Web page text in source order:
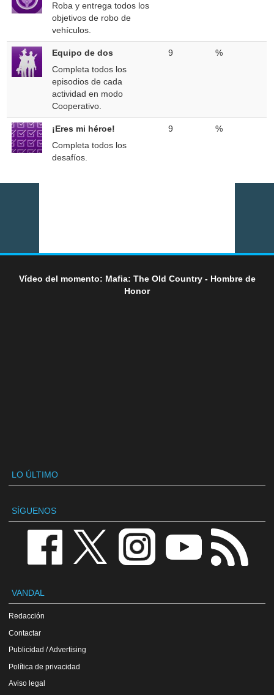
Roba y entrega todos los
objetivos de robo de
vehículos.
Equipo de dos
Completa todos los
episodios de cada
actividad en modo
Cooperativo.
9 %
¡Eres mi héroe!
Completa todos los
desafíos.
9 %
Vídeo del momento: Mafia: The Old Country - Hombre de
Honor
LO ÚLTIMO
SÍGUENOS
VANDAL
Redacción
Contactar
Publicidad / Advertising
Política de privacidad
Aviso legal